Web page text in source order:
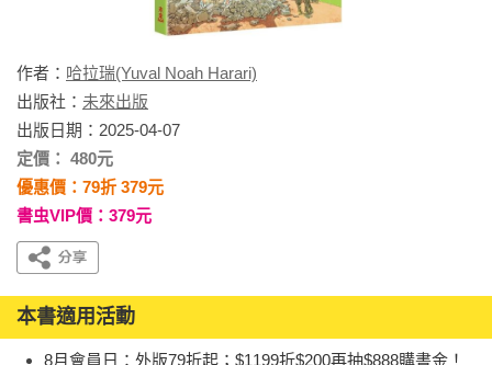
作者： 哈拉瑞(Yuval Noah Harari)
出版社： 未來出版
出版日期：2025-04-07
定價： 480元
優惠價：79折 379元
書虫VIP價：379元
本書適用活動
8月會員日：外版79折起；$1199折$200再抽$888購書金！